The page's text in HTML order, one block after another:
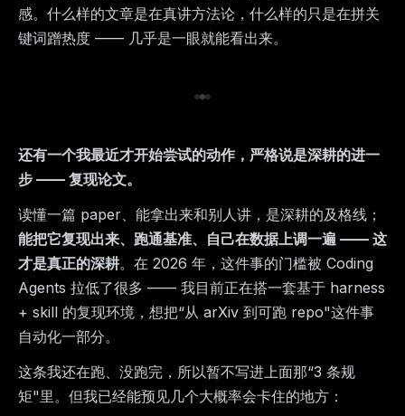
感。什么样的文章是在真讲方法论，什么样的只是在拼关
键词蹭热度 —— 几乎是一眼就能看出来。
还有一个我最近才开始尝试的动作，严格说是深耕的进一
步 —— 复现论文。
读懂一篇 paper、能拿出来和别人讲，是深耕的及格线；
能把它复现出来、跑通基准、自己在数据上调一遍 —— 这
才是真正的深耕。在 2026 年，这件事的门槛被 Coding
Agents 拉低了很多 —— 我目前正在搭一套基于 harness
+ skill 的复现环境，想把“从 arXiv 到可跑 repo"这件事
自动化一部分。
这条我还在跑、没跑完，所以暂不写进上面那“3 条规
矩"里。但我已经能预见几个大概率会卡住的地方：